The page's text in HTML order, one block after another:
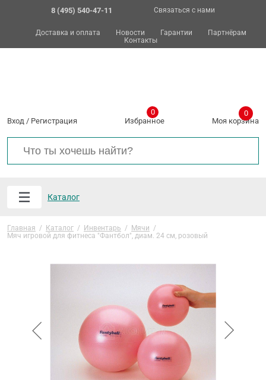
8 (495) 540-47-11 Связаться с нами
Доставка и оплата Новости Гарантии
Партнёрам
Контакты
Вход / Регистрация Избранное
0
Моя корзина
0
Каталог
Главная / Каталог / Инвентарь / Мячи /
Мяч игровой для фитнеса "Фантбол", диам. 24 см, розовый